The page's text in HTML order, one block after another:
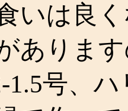
いは良
ありま
1.5号、